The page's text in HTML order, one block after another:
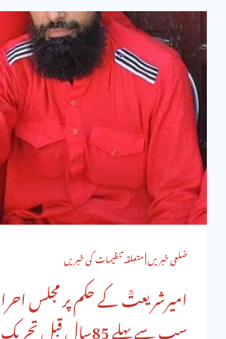
ضلعی خبریں|متعلقہ تنظیمات کی خبریں
امیرشریعتؒ کے حکم پر مجلس
سب سے پہلے 85سال قبل